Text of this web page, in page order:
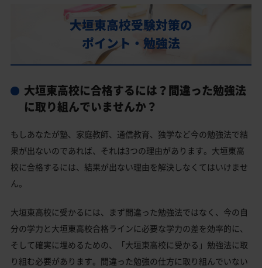
大垣東高校の偏差値
大垣東高校合格に必要な内申点の目安
内申点の計算方法
大垣東高校の所在地・アクセス
私立大学
大垣東高校と偏差値が近い私立・国立高校一覧
大垣市の他の公立高校
大垣市の他の私立高校
大垣東高校受験対策の
ポイント・勉強法
大垣東高校に合格するには？間違った勉強法
に取り組んでいませんか？
もしあなたが塾、家庭教師、通信教育、独学など今の勉強法で結
果が出ないのであれば、それは3つの理由があります。大垣東高
校に合格するには、結果が出ない理由を解決しなくてはいけませ
ん。
大垣東高校に受かるには、まず間違った勉強法ではなく、今の自
分の学力と大垣東高校合格ラインに必要な学力の差を効率的に、
そして確実に埋めるための、「大垣東高校に受かる」勉強法に取
り組む必要があります。間違った勉強の仕方に取り組んでいない